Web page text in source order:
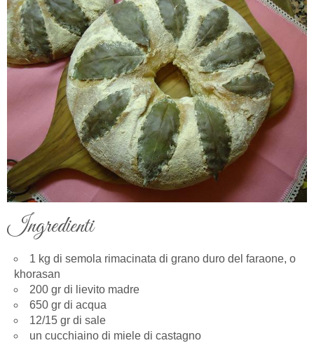
Ingredienti
1 kg di semola rimacinata di grano duro del faraone, o
khorasan
200 gr di lievito madre
650 gr di acqua
12/15 gr di sale
un cucchiaino di miele di castagno